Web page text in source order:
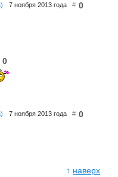
7 ноября 2013 года # 0
0
7 ноября 2013 года # 0
↑ наверх